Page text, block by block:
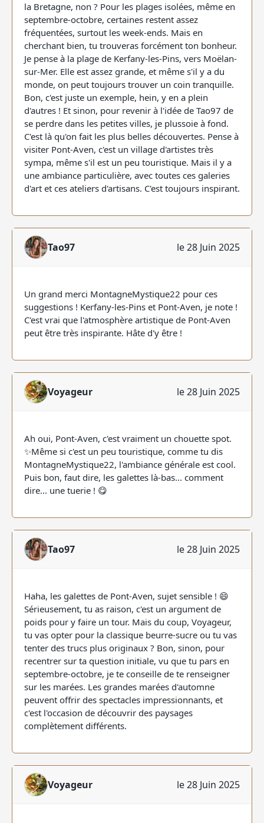
la Bretagne, non ? Pour les plages isolées, même en
septembre-octobre, certaines restent assez
fréquentées, surtout les week-ends. Mais en
cherchant bien, tu trouveras forcément ton bonheur.
Je pense à la plage de Kerfany-les-Pins, vers Moëlan-
sur-Mer. Elle est assez grande, et même s'il y a du
monde, on peut toujours trouver un coin tranquille.
Bon, c'est juste un exemple, hein, y en a plein
d'autres ! Et sinon, pour revenir à l'idée de Tao97 de
se perdre dans les petites villes, je plussoie à fond.
C'est là qu'on fait les plus belles découvertes. Pense à
visiter Pont-Aven, c'est un village d'artistes très
sympa, même s'il est un peu touristique. Mais il y a
une ambiance particulière, avec toutes ces galeries
d'art et ces ateliers d'artisans. C'est toujours inspirant.
Tao97 le 28 Juin 2025
Un grand merci MontagneMystique22 pour ces
suggestions ! Kerfany-les-Pins et Pont-Aven, je note !
C'est vrai que l'atmosphère artistique de Pont-Aven
peut être très inspirante. Hâte d'y être !
Voyageur le 28 Juin 2025
Ah oui, Pont-Aven, c'est vraiment un chouette spot.
✨Même si c'est un peu touristique, comme tu dis
MontagneMystique22, l'ambiance générale est cool.
Puis bon, faut dire, les galettes là-bas... comment
dire... une tuerie ! 😋
Tao97 le 28 Juin 2025
Haha, les galettes de Pont-Aven, sujet sensible ! 😄
Sérieusement, tu as raison, c'est un argument de
poids pour y faire un tour. Mais du coup, Voyageur,
tu vas opter pour la classique beurre-sucre ou tu vas
tenter des trucs plus originaux ? Bon, sinon, pour
recentrer sur ta question initiale, vu que tu pars en
septembre-octobre, je te conseille de te renseigner
sur les marées. Les grandes marées d'automne
peuvent offrir des spectacles impressionnants, et
c'est l'occasion de découvrir des paysages
complètement différents.
Voyageur le 28 Juin 2025